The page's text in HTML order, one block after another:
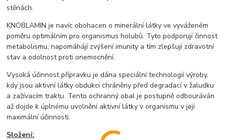
stěnách.
KNOBLAMIN je navíc obohacen o minerální látky ve vyváženém
poměru optimálním pro organismus holubů. Tyto podporují činnost
metabolismu, napomáhájí zvýšení imunity a tím zlepšují zdravotní
stav a odolnost proti onemocnění.
Vysoká účinnost přípravku je dána speciální technologií výroby,
kdy jsou aktivní látky obdukcí chráněny před degradací v žaludku
a zažívacím traktu. Tento ochranný obal je postupně odbouráván
až dojde k úplnému uvolnění aktivní látky v organismu v její
maximální účinnosti.
Složení: